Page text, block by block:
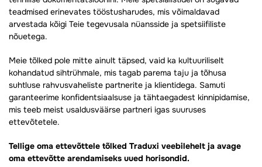
teadmised erinevates tööstusharudes, mis võimaldavad
arvestada kõigi Teie tegevusala nüansside ja spetsiifiliste
nõuetega.
Meie tõlked pole mitte ainult täpsed, vaid ka kultuuriliselt
kohandatud sihtrühmale, mis tagab parema taju ja tõhusa
suhtluse rahvusvaheliste partnerite ja klientidega. Samuti
garanteerime konfidentsiaalsuse ja tähtaegadest kinnipidamise,
mis teeb meist usaldusväärse partneri igas suuruses
ettevõtetele.
Tellige oma ettevõttele tõlked Traduxi veebilehelt ja avage
oma ettevõtte arendamiseks uued horisondid.